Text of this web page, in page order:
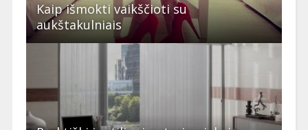
Kaip išmokti vaikščioti su
aukštakulniais